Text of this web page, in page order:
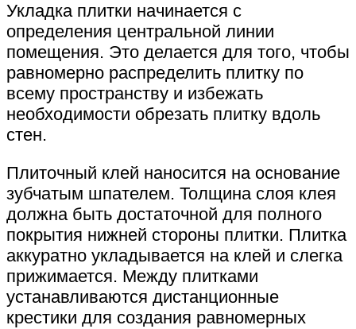
Укладка плитки начинается с
определения центральной линии
помещения. Это делается для того, чтобы
равномерно распределить плитку по
всему пространству и избежать
необходимости обрезать плитку вдоль
стен.
Плиточный клей наносится на основание
зубчатым шпателем. Толщина слоя клея
должна быть достаточной для полного
покрытия нижней стороны плитки. Плитка
аккуратно укладывается на клей и слегка
прижимается. Между плитками
устанавливаются дистанционные
крестики для создания равномерных